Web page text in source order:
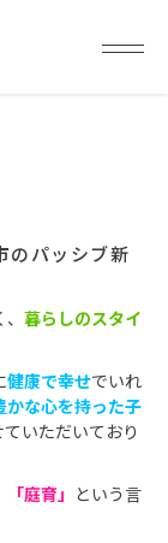
のパッシブ新
暮らしのスタイ
健康で幸せでいれ
かな心を持った子
いただいており
「庭育」 という言